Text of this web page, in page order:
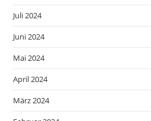
Juli 2024
Juni 2024
Mai 2024
April 2024
März 2024